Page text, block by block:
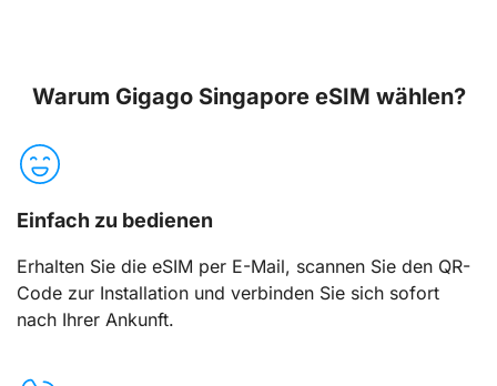
Warum Gigago Singapore eSIM wählen?
Einfach zu bedienen
Erhalten Sie die eSIM per E-Mail, scannen Sie den QR-
Code zur Installation und verbinden Sie sich sofort
nach Ihrer Ankunft.